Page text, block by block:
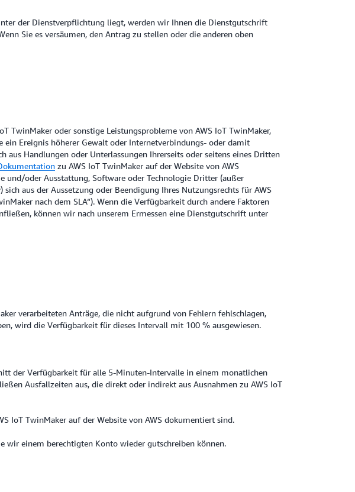
der Dienstverpflichtung liegt, werden wir Ihnen die Dienstgutschrift
Sie es versäumen, den Antrag zu stellen oder die anderen oben
TwinMaker oder sonstige Leistungsprobleme von AWS IoT TwinMaker,
Ereignis höherer Gewalt oder Internetverbindungs- oder damit
aus Handlungen oder Unterlassungen Ihrerseits oder seitens eines Dritten
zu AWS IoT TwinMaker auf der Website von AWS
und/oder Ausstattung, Software oder Technologie Dritter (außer
aus der Aussetzung oder Beendigung Ihres Nutzungsrechts für AWS
nach dem SLA“). Wenn die Verfügbarkeit durch andere Faktoren
können wir nach unserem Ermessen eine Dienstgutschrift unter
verarbeiteten Anträge, die nicht aufgrund von Fehlern fehlschlagen,
wird die Verfügbarkeit für dieses Intervall mit 100 % ausgewiesen.
der Verfügbarkeit für alle 5-Minuten-Intervalle in einem monatlichen
Ausfallzeiten aus, die direkt oder indirekt aus Ausnahmen zu AWS IoT
IoT TwinMaker auf der Website von AWS dokumentiert sind.
wir einem berechtigten Konto wieder gutschreiben können.